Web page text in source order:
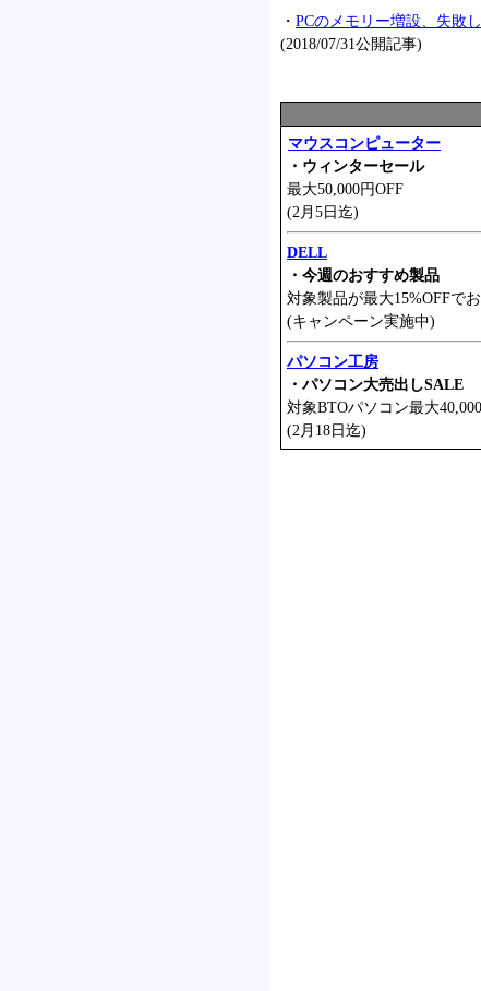
・ PCのメモリー増設、失敗
(2018/07/31公開記事)
マウスコンピューター
・ウィンターセール
最大50,000円OFF
(2月5日迄)
DELL
・今週のおすすめ製品
対象製品が最大15%OFFで
(キャンペーン実施中)
パソコン工房
・パソコン大売出しSALE
対象BTOパソコン最大
(2月18日迄)